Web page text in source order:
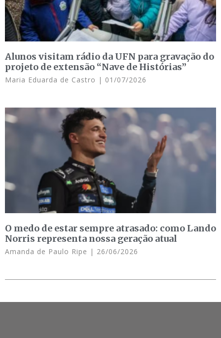
Alunos visitam rádio da UFN para gravação do
projeto de extensão “Nave de Histórias”
Maria Eduarda de Castro 01/07/2026
O medo de estar sempre atrasado: como Lando
Norris representa nossa geração atual
Amanda de Paulo Ripe 26/06/2026